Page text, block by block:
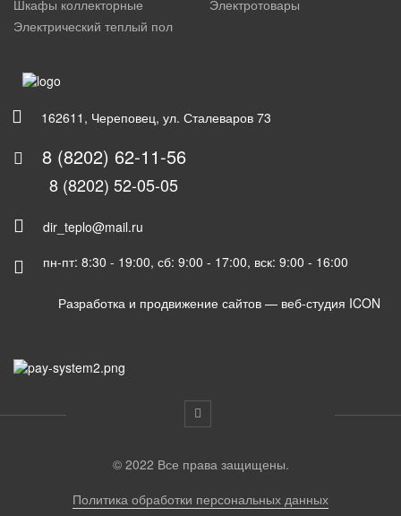
Шкафы коллекторные
Электротовары
Электрический теплый пол
162611, Череповец, ул. Сталеваров 73
8 (8202) 62-11-56
8 (8202) 52-05-05
dir_teplo@mail.ru
пн-пт: 8:30 - 19:00, сб: 9:00 - 17:00, вск: 9:00 - 16:00
Разработка и продвижение сайтов — веб-студия ICON
© 2022 Все права защищены.
Политика обработки персональных данных